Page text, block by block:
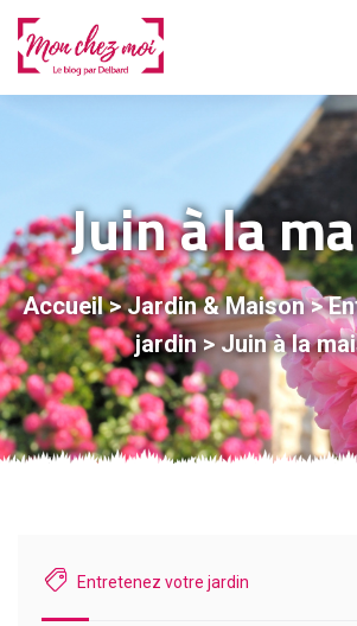
Juin à la
Accueil>Jardin & Maison>
jardin >Juin à la
Entretenez votre jardin